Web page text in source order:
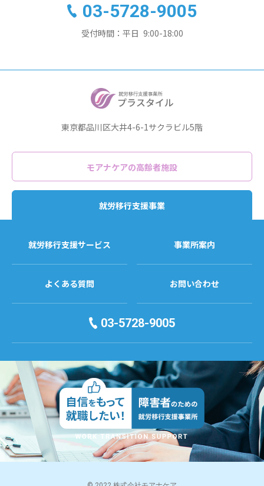
03-5728-9005
受付時間：平日 9:00-18:00
東京都品川区大井4-6-1サクラビル5階
就労移行支援事業
モアナケアの高齢者施設
就労移行支援サービス 事業所案内
よくある質問 お問い合わせ
03-5728-9005